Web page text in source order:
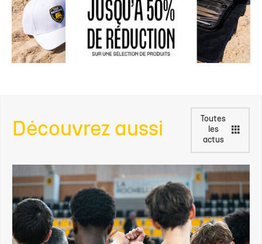
Découvrez aussi
Toutes
les
actus